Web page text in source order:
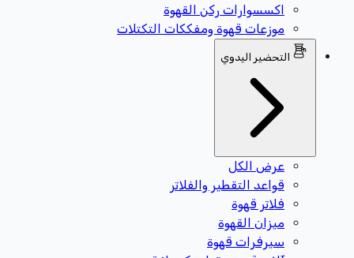
اكسسوارات ركن القهوة
موزعات قهوة ومفككات التكتلات
التحضير اليدوي
عرض الكل
قواعد التقطير والفلاتر
فلاتر قهوة
ميزان القهوة
سيرفرات قهوة